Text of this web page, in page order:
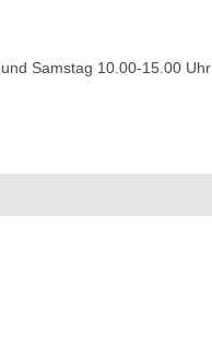
Samstag 10.00-15.00 Uhr